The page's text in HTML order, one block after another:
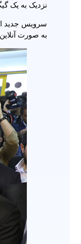
نزدیک به یک
به صورت